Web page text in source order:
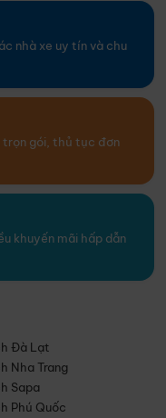
nhà xe uy tín và chu
trọn gói, thủ tục đơn
khuyến mãi hấp dẫn
Đà Lạt
Nha Trang
Sapa
Phú Quốc